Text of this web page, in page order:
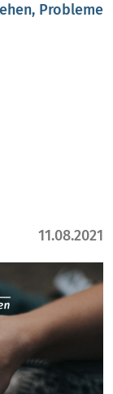
Probleme
11.08.2021